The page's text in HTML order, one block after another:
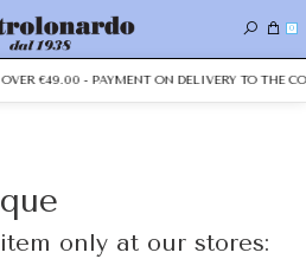
0
€49.00 - PAYMENT ON DELIVERY TO THE
only at our stores: